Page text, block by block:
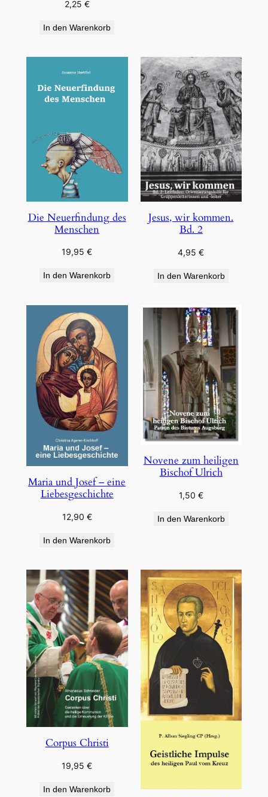
2,25 €
In den Warenkorb
Die Neuerfindung des
Menschen
19,95€
In den Warenkorb
Jesus, wir kommen.
Bd. 2
4,95€
In den Warenkorb
Maria und Josef – eine
Liebesgeschichte
12,90 €
In den Warenkorb
Novene zum heiligen
Bischof Ulrich
1,50 €
In den Warenkorb
Corpus Christi
19,95€
In den Warenkorb